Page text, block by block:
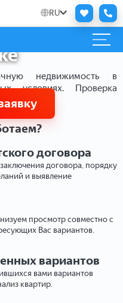
RU
недвижимость в
условиях. Проверка
договора
договора, порядку
и выявление
просмотр совместно с
Вас вариантов.
вариантов
вами вариантов
квартир.